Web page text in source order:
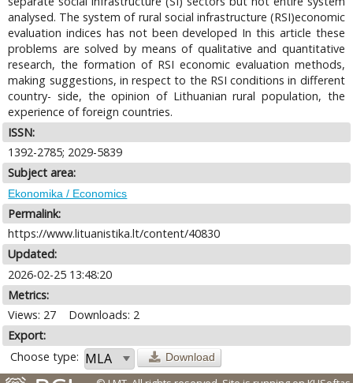
analysed. The system of rural social infrastructure (RSI)economic
evaluation indices has not been developed In this article these
problems are solved by means of qualitative and quantitative
research, the formation of RSI economic evaluation methods,
making suggestions, in respect to the RSI conditions in different
country- side, the opinion of Lithuanian rural population, the
experience of foreign countries.
ISSN:
1392-2785; 2029-5839
Subject area:
Ekonomika / Economics
Permalink:
https://www.lituanistika.lt/content/40830
Updated:
2026-02-25 13:48:20
Metrics:
Views: 27
Downloads: 2
Export:
Choose type:
Download